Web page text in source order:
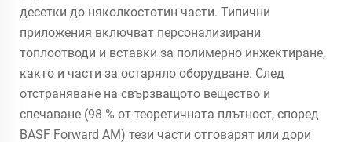
десетки до няколкостотин части. Типични
приложения включват персонализирани
топлоотводи и вставки за полимерно инжектиране,
както и части за остаряло оборудване. След
отстраняване на свързващото вещество и
спечаване (98 % от теоретичната плътност, според
BASF Forward AM) тези части отговарят или дори